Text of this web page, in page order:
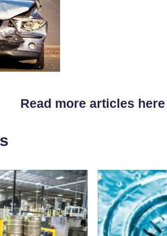
Read more articles here